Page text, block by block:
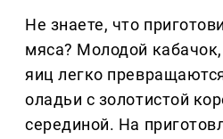
Не знаете, что
мяса? Молодой
яиц легко
оладьи с золотистой
серединой. На